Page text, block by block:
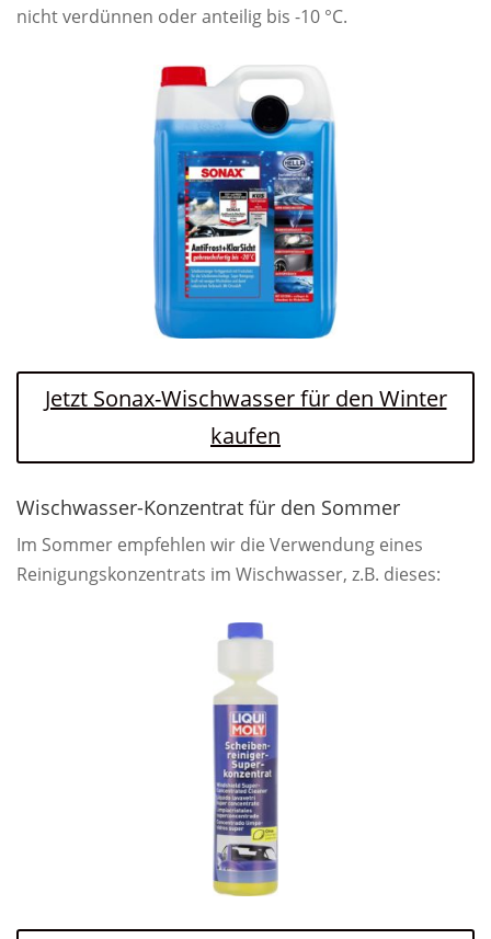
nicht verdünnen oder anteilig bis -10 °C.
Jetzt Sonax-Wischwasser für den Winter
kaufen
Wischwasser-Konzentrat für den Sommer
Im Sommer empfehlen wir die Verwendung eines
Reinigungskonzentrats im Wischwasser, z.B. dieses: